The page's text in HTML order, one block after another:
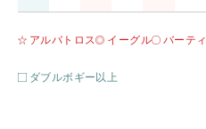
アルバトロス イーグル バーティ
ダブルボギー以上